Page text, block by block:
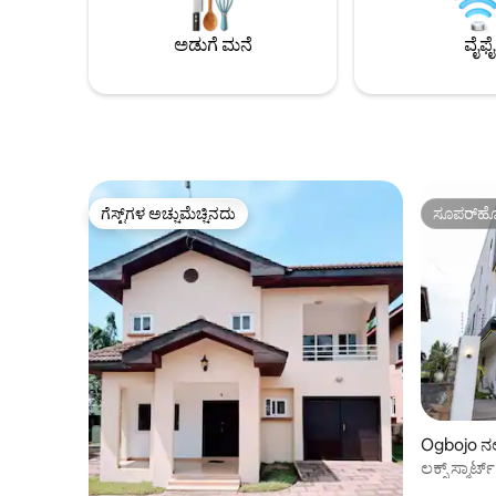
ಮನೆಯನ್ನು ನಿರ್ಮಿಸಿದ್ದೇವೆ - ಈಗ, ನಾವು ಪಟ್ಟಣದಿಂದ
ಹೊರಗಿರುವಾಗ ನಾವು ನಮ್ಮ ಸ್ಥಳವನ್ನು ಗೆಸ್ಟ್‌ಗಳಿಗೆ
ನೆಟ್‌ಫ್ಲಿಕ್ಸ್, IPTV 🔌 ಯೂನಿವರ್ಸಲ್
ಸಾಕೆಟ್‌ಗಳು 🏋️ ಜಿಮ್ ಮತ್ತು ಪೂಲ್ (ಹೆಚ್ಚುವರಿ ಶುಲ್ಕ)
ಅಕ್ರಾದಲ್ಲಿ
ಅಡುಗೆ ಮನೆ ವೈಫೈ
ಗೆಸ್ಟ್‌ಗಳ ಅಚ್ಚುಮೆಚ್ಚಿನದು
ಗೆಸ್ಟ್‌ಗಳ ಅಚ್ಚುಮೆಚ್ಚಿನದು
Ogbojo
ಲಕ್ಸ್